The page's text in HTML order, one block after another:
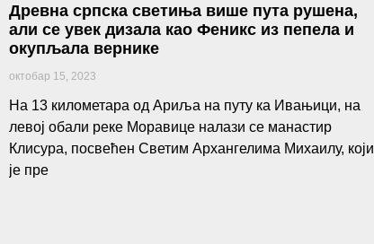
Древна српска светиња више пута рушена,
али се увек дизала као Феникс из пепела и
окупљала вернике
октобар 15, 2023
На 13 километара од Ариља на путу ка Ивањици, на
левој обали реке Моравице налази се манастир
Клисура, посвећен Светим Архангелима Михаилу, који
је пре